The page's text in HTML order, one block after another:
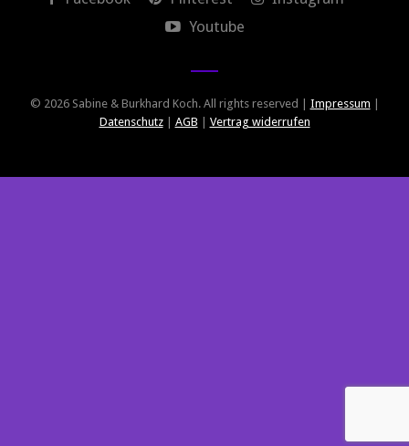
Youtube
© 2026 Sabine & Burkhard Koch. All rights reserved | Impressum
Datenschutz| AGB Vertrag widerrufen